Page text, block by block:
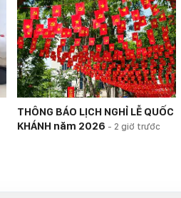
THÔNG BÁO LỊCH NGHỈ LỄ QUỐC
KHÁNH năm 2026 - 2 giờ trước